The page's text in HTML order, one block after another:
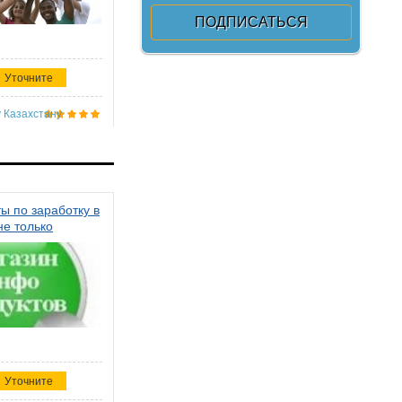
Уточните
Казахстану
по заработку в
только
Уточните